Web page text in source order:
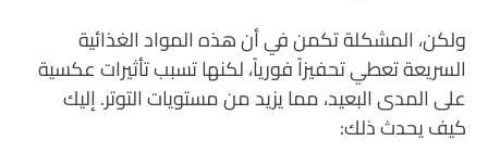
ولكن، المشكلة تكمن في أن هذه المواد الغذائية
السريعة تعطي تحفيزاً فورياً، لكنها تسبب تأثيرات عكسية
على المدى البعيد، مما يزيد من مستويات التوتر. إليك
كيف يحدث ذلك: